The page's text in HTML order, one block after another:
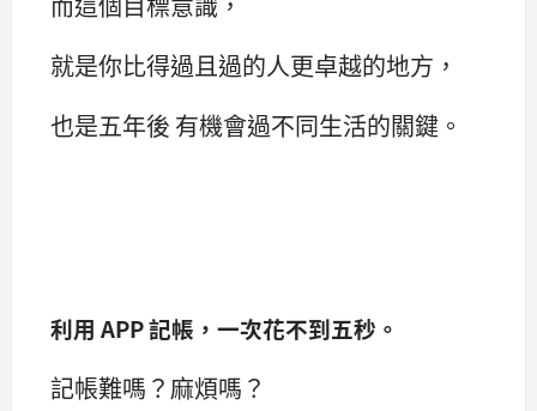
就是你比得過且過的人更卓越的地方，
也是五年後 有機會過不同生活的關鍵。
利用 APP 記帳，一次花不到五秒。
記帳難嗎？麻煩嗎？